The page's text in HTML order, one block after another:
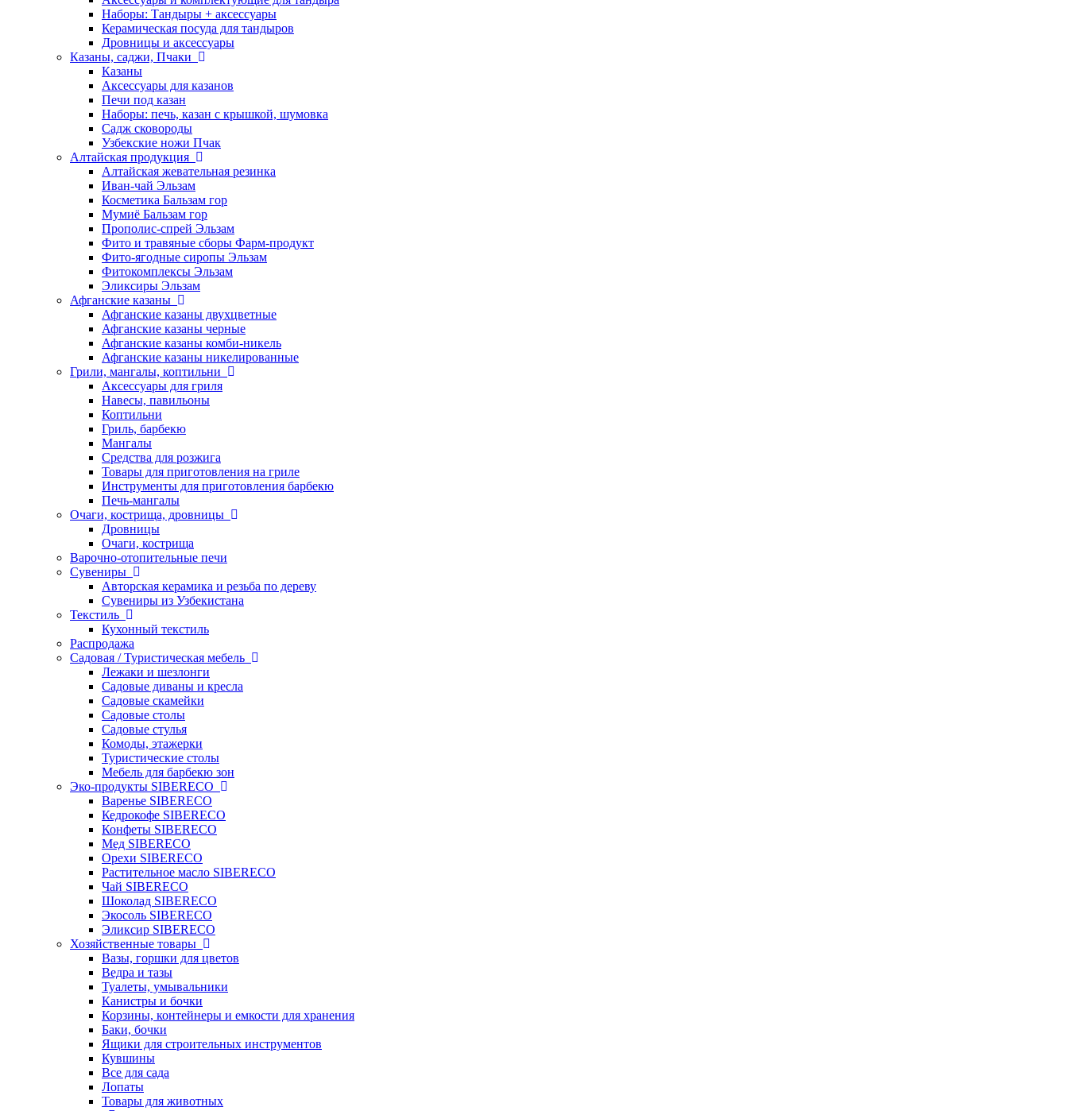
Наборы: Тандыры + аксессуары
Керамическая посуда для тандыров
Дровницы и аксессуары
Казаны, саджи, Пчаки
Казаны
Аксессуары для казанов
Печи под казан
Наборы: печь, казан с крышкой, шумовка
Садж сковороды
Узбекские ножи Пчак
Алтайская продукция
Алтайская жевательная резинка
Иван-чай Эльзам
Косметика Бальзам гор
Мумиё Бальзам гор
Прополис-спрей Эльзам
Фито и травяные сборы Фарм-продукт
Фито-ягодные сиропы Эльзам
Фитокомплексы Эльзам
Эликсиры Эльзам
Афганские казаны
Афганские казаны двухцветные
Афганские казаны черные
Афганские казаны комби-никель
Афганские казаны никелированные
Грили, мангалы, коптильни
Аксессуары для гриля
Навесы, павильоны
Коптильни
Гриль, барбекю
Мангалы
Средства для розжига
Товары для приготовления на гриле
Инструменты для приготовления барбекю
Печь-мангалы
Очаги, кострища, дровницы
Дровницы
Очаги, кострища
Варочно-отопительные печи
Сувениры
Авторская керамика и резьба по дереву
Сувениры из Узбекистана
Текстиль
Кухонный текстиль
Распродажа
Садовая / Туристическая мебель
Лежаки и шезлонги
Садовые диваны и кресла
Садовые скамейки
Садовые столы
Садовые стулья
Комоды, этажерки
Туристические столы
Мебель для барбекю зон
Эко-продукты SIBERECO
Варенье SIBERECO
Кедрокофе SIBERECO
Конфеты SIBERECO
Мед SIBERECO
Орехи SIBERECO
Растительное масло SIBERECO
Чай SIBERECO
Шоколад SIBERECO
Экосоль SIBERECO
Эликсир SIBERECO
Хозяйственные товары
Вазы, горшки для цветов
Ведра и тазы
Туалеты, умывальники
Канистры и бочки
Корзины, контейнеры и емкости для хранения
Баки, бочки
Ящики для строительных инструментов
Кувшины
Все для сада
Лопаты
Товары для животных